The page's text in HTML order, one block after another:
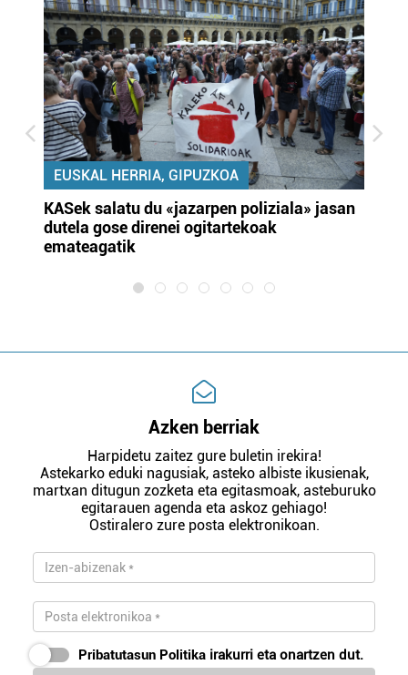
EUSKAL HERRIA, GIPUZKOA
KASek salatu du «jazarpen poliziala» jasan
dutela gose direnei ogitartekoak
emateagatik
Azken berriak
Harpidetu zaitez gure buletin irekira!
Astekarko eduki nagusiak, asteko albiste ikusienak,
martxan ditugun zozketa eta egitasmoak, asteburuko
egitarauen agenda eta askoz gehiago!
Ostiralero zure posta elektronikoan.
Pribatutasun Politika irakurri eta onartzen dut.